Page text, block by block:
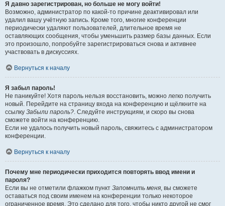
Я давно зарегистрирован, но больше не могу войти!
Возможно, администратор по какой-то причине деактивировал или
удалил вашу учётную запись. Кроме того, многие конференции
периодически удаляют пользователей, длительное время не
оставляющих сообщения, чтобы уменьшить размер базы данных. Если
это произошло, попробуйте зарегистрироваться снова и активнее
участвовать в дискуссиях.
Вернуться к началу
Я забыл пароль!
Не паникуйте! Хотя пароль нельзя восстановить, можно легко получить
новый. Перейдите на страницу входа на конференцию и щёлкните на
ссылку Забыли пароль?. Следуйте инструкциям, и скоро вы снова
сможете войти на конференцию.
Если не удалось получить новый пароль, свяжитесь с администратором
конференции.
Вернуться к началу
Почему мне периодически приходится повторять ввод имени и
пароля?
Если вы не отметили флажком пункт Запомнить меня, вы сможете
оставаться под своим именем на конференции только некоторое
ограниченное время. Это сделано для того, чтобы никто другой не смог